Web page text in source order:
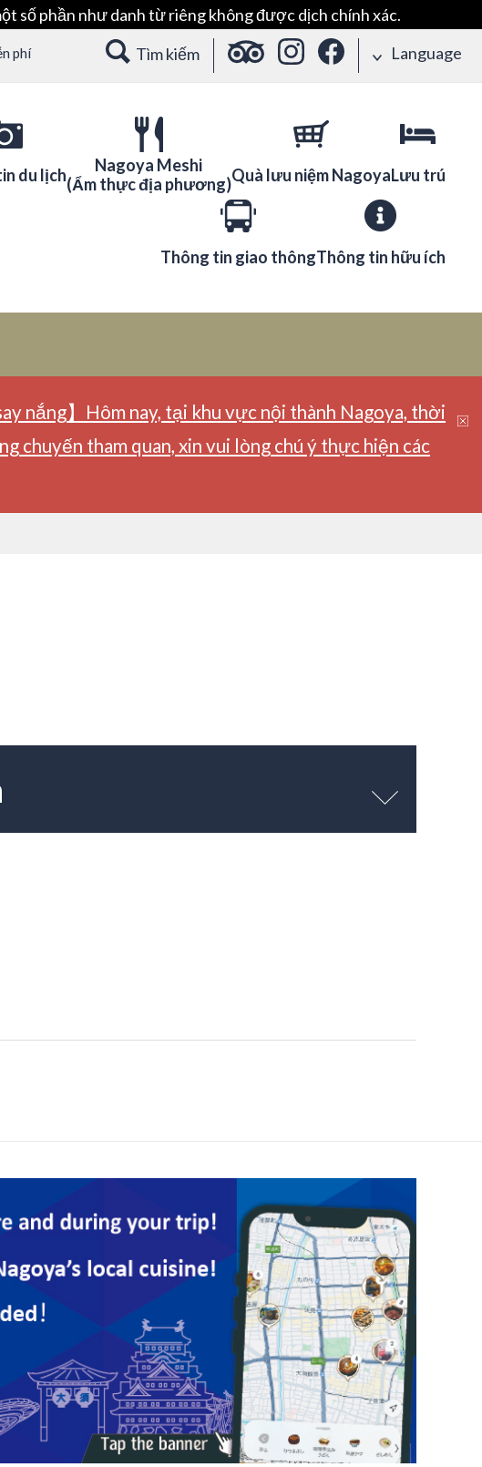
số phần như danh từ riêng không được dịch chính xác.
phí Tìm kiếm Language
du lịch
Nagoya Meshi
(Ẩm thực địa phương)Quà lưu niệm NagoyaLưu trú
Thông tin giao thôngThông tin hữu ích
nắng】Hôm nay, tại khu vực nội thành Nagoya, thời
chuyến tham quan, xin vui lòng chú ý thực hiện các